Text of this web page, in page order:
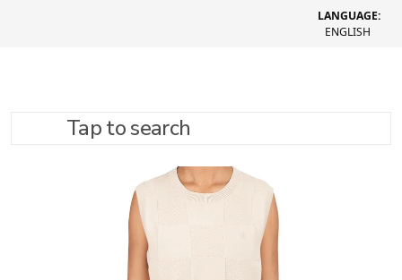
LANGUAGE:
ENGLISH
Tap to search